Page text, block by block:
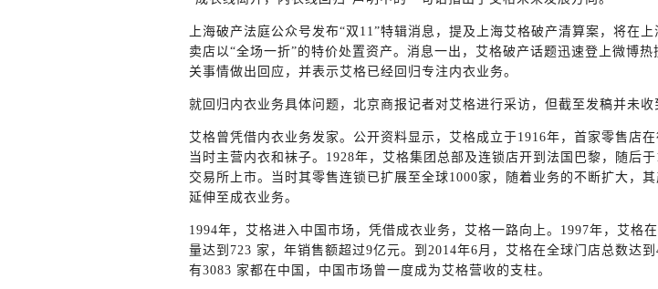
上海破产法庭公众号发布“双11”特辑消息，提及上海艾格破产清算案，将在
卖店以“全场一折”的特价处置资产。消息一出，艾格破产话题迅速登上微博热
关事情做出回应，并表示艾格已经回归专注内衣业务。
就回归内衣业务具体问题，北京商报记者对艾格进行采访，但截至发稿并未收
艾格曾凭借内衣业务发家。公开资料显示，艾格成立于1916年，首家零售店在
当时主营内衣和袜子。1928年，艾格集团总部及连锁店开到法国巴黎，随后
交易所上市。当时其零售连锁已扩展至全球1000家，随着业务的不断扩大，
延伸至成衣业务。
1994年，艾格进入中国市场，凭借成衣业务，艾格一路向上。1997年，艾格
量达到723 家，年销售额超过9亿元。到2014年6月，艾格在全球门店总数达到
有3083 家都在中国，中国市场曾一度成为艾格营收的支柱。